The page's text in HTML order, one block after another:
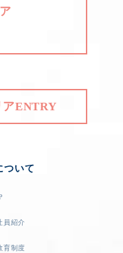
アENTRY
ついて
員紹介
育制度